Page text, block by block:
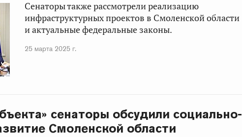
Сенаторы также рассмотрели реализацию
инфраструктурных проектов в Смоленской области
и актуальные федеральные законы.
25 марта 2025 г.
сенаторы обсудили социально-
Смоленской области